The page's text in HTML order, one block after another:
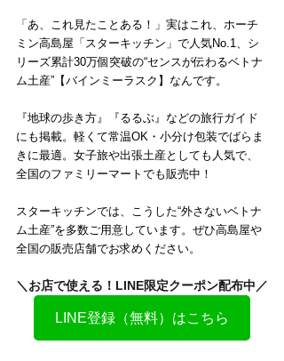
「あ、これ見たことある！」実はこれ、ホーチ
ミン高島屋「スターキッチン」で人気No.1、シ
リーズ累計30万個突破の“センスが伝わるベトナ
ム土産”【バインミーラスク】なんです。
『地球の歩き方』『るるぶ』などの旅行ガイド
にも掲載。軽くて常温OK・小分け包装でばらま
きに最適。女子旅や出張土産としても人気で、
全国のファミリーマートでも販売中！
スターキッチンでは、こうした“外さないベトナ
ム土産”を多数ご用意しています。ぜひ高島屋や
全国の販売店舗でお求めください。
＼お店で使える！LINE限定クーポン配布中／
LINE登録（無料）はこちら